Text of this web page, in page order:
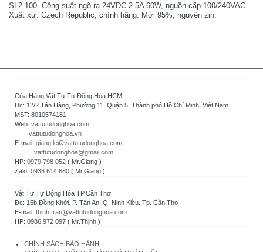
SL2.100. Công suất ngõ ra 24VDC 2.5A 60W, nguồn cấp 100/240VAC.
Xuất xứ: Czech Republic, chính hãng. Mới 95%, nguyên zin.
Cửa Hàng Vật Tư Tự Động Hóa HCM
Đc: 12/2 Tân Hàng, Phường 11, Quận 5, Thành phố Hồ Chí Minh, Việt Nam
MST: 8010574181
Web: vattutudonghoa.com
vattutudonghoa.vn
E-mail: giang.le@vattutudonghoa.com
vattutudonghoa@gmail.com
HP: 0979 798 052 ( Mr.Giang )
Zalo: 0938 614 680 ( Mr.Giang )
Vật Tư Tự Động Hóa TP.Cần Thơ
Đc: 15b Đồng Khởi. P. Tân An. Q. Ninh Kiều. Tp. Cần Thơ
E-mail: thinh.tran@vattutudonghoa.com
HP: 0986 972 097 ( Mr.Thịnh )
CHÍNH SÁCH BẢO HÀNH